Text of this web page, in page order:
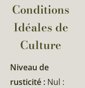
Conditions
Idéales de
Culture
Niveau de
rusticité : Nul :